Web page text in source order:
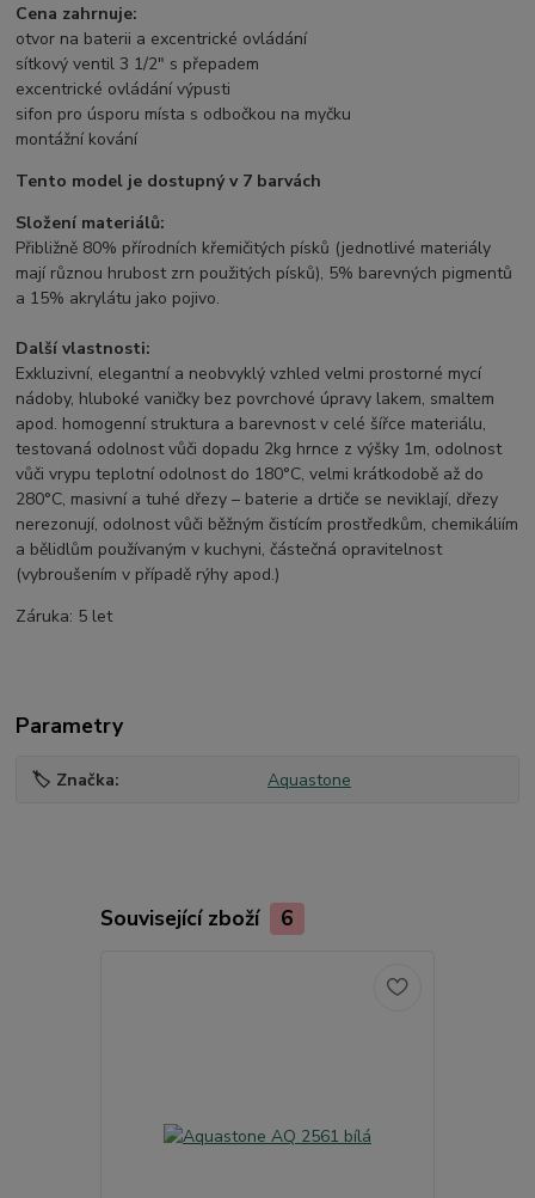
Cena zahrnuje:
otvor na baterii a excentrické ovládání
sítkový ventil 3 1/2" s přepadem
excentrické ovládání výpusti
sifon pro úsporu místa s odbočkou na myčku
montážní kování
Tento model je dostupný v 7 barvách
Složení materiálů:
Přibližně 80% přírodních křemičitých písků (jednotlivé materiály
mají různou hrubost zrn použitých písků), 5% barevných pigmentů
a 15% akrylátu jako pojivo.
Další vlastnosti:
Exkluzivní, elegantní a neobvyklý vzhled velmi prostorné mycí
nádoby, hluboké vaničky bez povrchové úpravy lakem, smaltem
apod. homogenní struktura a barevnost v celé šířce materiálu,
testovaná odolnost vůči dopadu 2kg hrnce z výšky 1m, odolnost
vůči vrypu teplotní odolnost do 180°C, velmi krátkodobě až do
280°C, masivní a tuhé dřezy – baterie a drtiče se neviklají, dřezy
nerezonují, odolnost vůči běžným čistícím prostředkům, chemikáliím
a bělidlům používaným v kuchyni, částečná opravitelnost
(vybroušením v případě rýhy apod.)
Záruka: 5 let
Parametry
🏷️ Značka Aquastone
Související zboží 6